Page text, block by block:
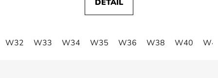
DETAIL
W32 W33 W34 W35 W36 W38 W40